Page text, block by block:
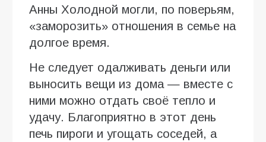
Анны Холодной могли, по поверьям,
«заморозить» отношения в семье на
долгое время.
Не следует одалживать деньги или
выносить вещи из дома — вместе с
ними можно отдать своё тепло и
удачу. Благоприятно в этот день
печь пироги и угощать соседей, а